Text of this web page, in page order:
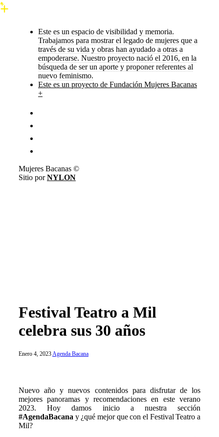
Este es un espacio de visibilidad y memoria.
Trabajamos para mostrar el legado de mujeres que a
través de su vida y obras han ayudado a otras a
empoderarse. Nuestro proyecto nació el 2016, en la
búsqueda de ser un aporte y proponer referentes al
nuevo feminismo.
Este es un proyecto de Fundación Mujeres Bacanas
+
Mujeres Bacanas ©
Sitio porNYLON
Festival Teatro a Mil
celebra sus 30 años
Enero 4, 2023Agenda Bacana
Nuevo año y nuevos contenidos para disfrutar de los
mejores panoramas y recomendaciones en este verano
2023. Hoy damos inicio a nuestra sección
#AgendaBacana y ¿qué mejor que con el Festival Teatro a
Mil?